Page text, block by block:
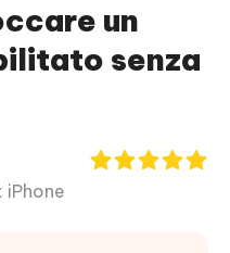
un
senza
iPhone